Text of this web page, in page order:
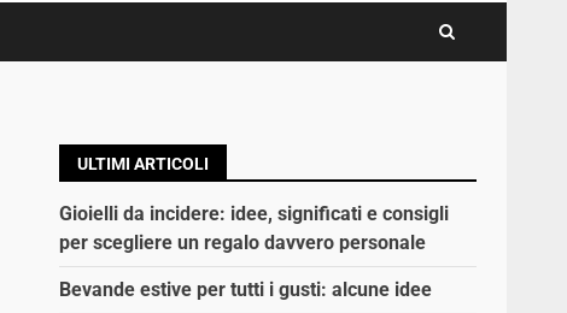
ULTIMI ARTICOLI
Gioielli da incidere: idee, significati e consigli
per scegliere un regalo davvero personale
Bevande estive per tutti i gusti: alcune idee